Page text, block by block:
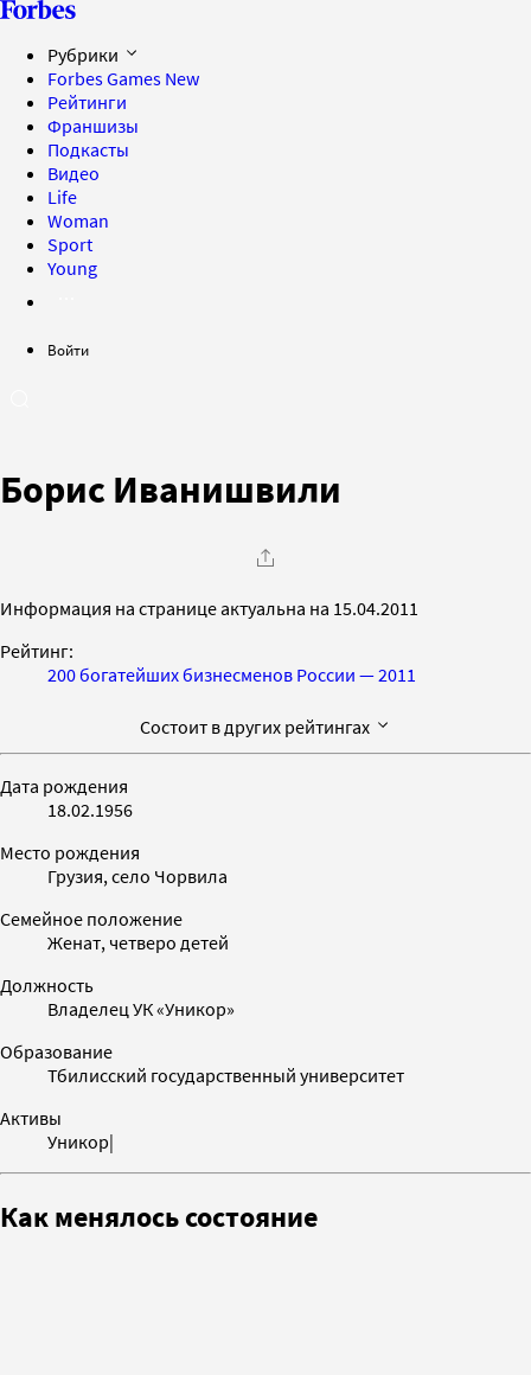
Рубрики
Forbes Games New
Рейтинги
Франшизы
Подкасты
Видео
Life
Woman
Sport
Young
Войти
Борис Иванишвили
Информация на странице актуальна на 15.04.2011
Рейтинг:
200 богатейших бизнесменов России — 2011
Состоит в других рейтингах
Дата рождения
18.02.1956
Место рождения
Грузия, село Чорвила
Семейное положение
Женат, четверо детей
Должность
Владелец УК «Уникор»
Образование
Тбилисский государственный университет
Активы
Уникор|
Как менялось состояние